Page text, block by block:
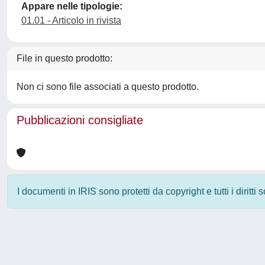
Appare nelle tipologie:
01.01 - Articolo in rivista
File in questo prodotto:
Non ci sono file associati a questo prodotto.
Pubblicazioni consigliate
I documenti in IRIS sono protetti da copyright e tutti i diritti